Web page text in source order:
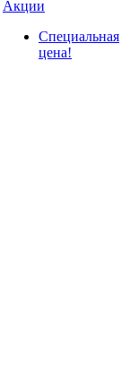
Акции
Специальная
цена!